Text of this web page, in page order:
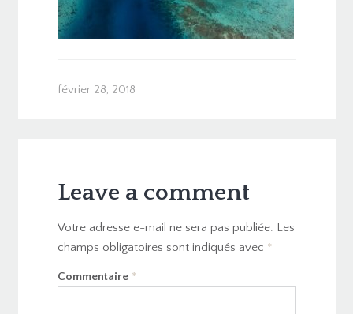
février 28, 2018
Leave a comment
Votre adresse e-mail ne sera pas publiée. Les
champs obligatoires sont indiqués avec *
Commentaire *